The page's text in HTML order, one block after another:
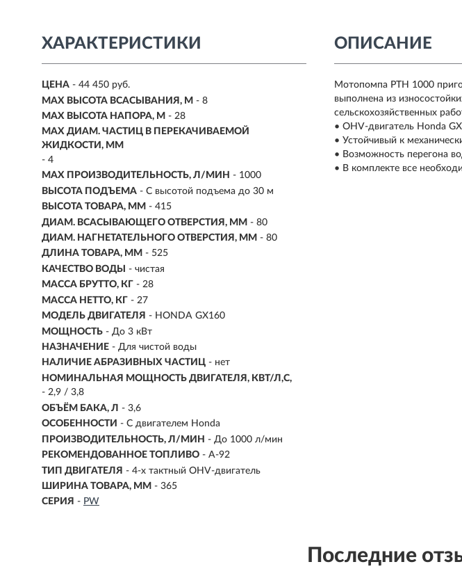
ХАРАКТЕРИСТИКИ
ЦЕНА - 44 450 руб.
MAX ВЫСОТА ВСАСЫВАНИЯ, М - 8
MAX ВЫСОТА НАПОРА, М - 28
MAX ДИАМ. ЧАСТИЦ В ПЕРЕКАЧИВАЕМОЙ
ЖИДКОСТИ, ММ
- 4
MAX ПРОИЗВОДИТЕЛЬНОСТЬ, Л/МИН - 1000
ВЫСОТА ПОДЪЕМА - С высотой подъема до 30 м
ВЫСОТА ТОВАРА, ММ - 415
ДИАМ. ВСАСЫВАЮЩЕГО ОТВЕРСТИЯ, ММ - 80
ДИАМ. НАГНЕТАТЕЛЬНОГО ОТВЕРСТИЯ, ММ - 80
ДЛИНА ТОВАРА, ММ - 525
КАЧЕСТВО ВОДЫ
- чистая
МАССА БРУТТО, КГ - 28
МАССА НЕТТО, КГ - 27
МОДЕЛЬ ДВИГАТЕЛЯ - HONDA GX160
МОЩНОСТЬ - До 3 кВт
НАЗНАЧЕНИЕ - Для чистой воды
НАЛИЧИЕ АБРАЗИВНЫХ ЧАСТИЦ - нет
НОМИНАЛЬНАЯ МОЩНОСТЬ ДВИГАТЕЛЯ, КВТ/Л,С,
- 2,9 / 3,8
ОБЪЁМ БАКА, Л - 3,6
ОСОБЕННОСТИ - С двигателем Honda
ПРОИЗВОДИТЕЛЬНОСТЬ, Л/МИН - До 1000 л/мин
РЕКОМЕНДОВАННОЕ ТОПЛИВО - А-92
ТИП ДВИГАТЕЛЯ - 4-х тактный OHV-двигатель
ШИРИНА ТОВАРА, ММ - 365
СЕРИЯ - PW
ОПИСАНИЕ
Мотопомпа PTH 1000
выполнена из
сельскохозяйственных
• OHV-двигатель Honda
• Устойчивый к
• Возможность перегона
• В комплекте все
Последние